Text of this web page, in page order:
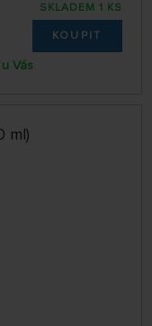
SKLADEM 1 KS
KOUPIT
Vás
ml)